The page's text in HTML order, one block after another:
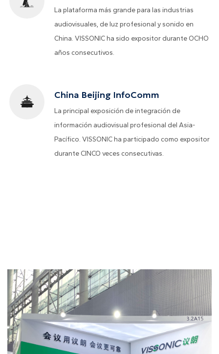
La plataforma más grande para las industrias
audiovisuales, de luz profesional y sonido en
China. VISSONIC ha sido expositor durante OCHO
años consecutivos.
China Beijing InfoComm
La principal exposición de integración de
información audiovisual profesional del Asia-
Pacífico. VISSONIC ha participado como expositor
durante CINCO veces consecutivas.